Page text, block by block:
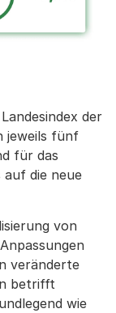
der
jeweils fünf
für das
auf die neue
von
veränderte
betrifft
wie